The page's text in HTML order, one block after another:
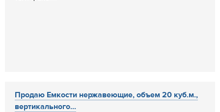
Продаю Емкости нержавеющие, объем 20 куб.м.,
вертикального...